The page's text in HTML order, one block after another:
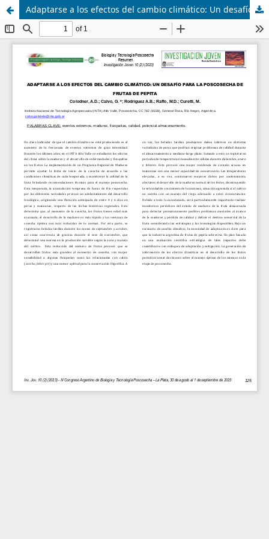
Adaptarse a los efectos del cambio climático: Un desafío para la poscosecha de frutas de pepita